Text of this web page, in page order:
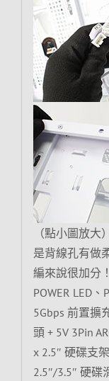
（點小圖放
是背線孔有做
編來說很加分
POWER LED、
5Gbps 前置擴
頭 + 5V 3Pin
x 2.5″ 硬碟支
2.5″/3.5″ 硬碟